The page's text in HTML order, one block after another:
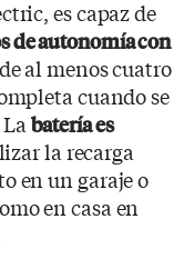
es capaz de
de autonomía con
al menos cuatro
cuando se
batería es
la recarga
en un garaje o
en casa en